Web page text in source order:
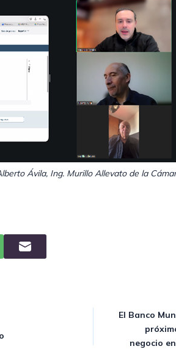
Ávila, Ing. Murillo Allevato de la
El Banco
negocio